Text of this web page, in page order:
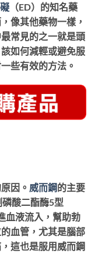
（ED）的知名藥
像其他藥物一樣，
常見的之一就是頭
如何減輕或避免服
些有效的方法。
因。 威而鋼的主要
酸二酯酶5型
血液流入，幫助勃
血管，尤其是腦部
這也是服用威而鋼